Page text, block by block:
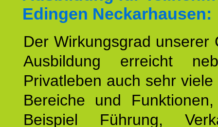
Edingen Neckarhausen:
Der Wirkungsgrad unserer
Ausbildung erreicht
Privatleben auch sehr
Bereiche und
Beispiel Führung,